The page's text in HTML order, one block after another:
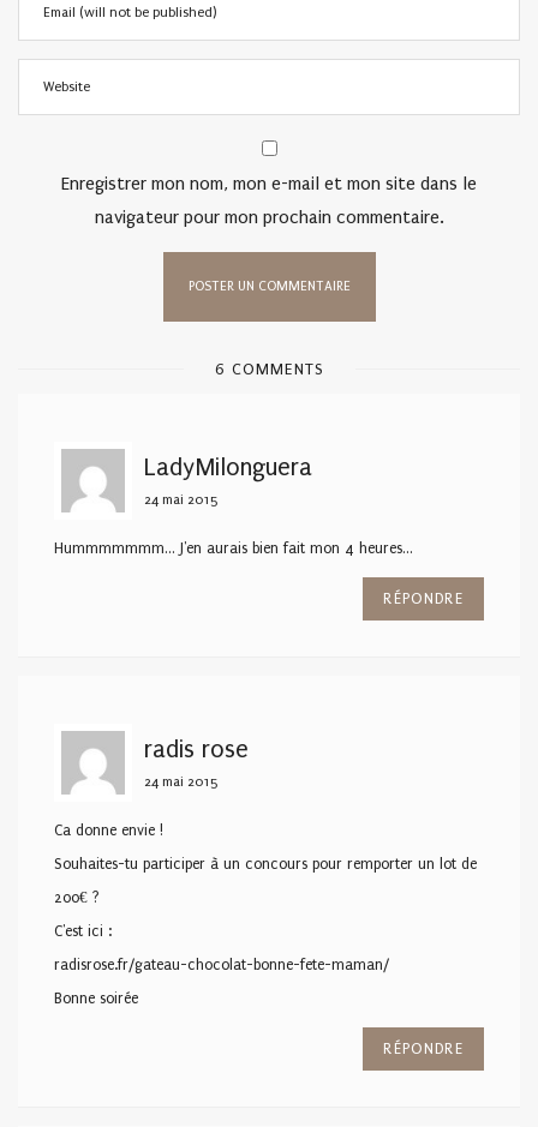
Enregistrer mon nom, mon e-mail et mon site dans le
navigateur pour mon prochain commentaire.
6 COMMENTS
LadyMilonguera
24 mai 2015
Hummmmmmm… J'en aurais bien fait mon 4 heures…
RÉPONDRE
radis rose
24 mai 2015
Ca donne envie !
Souhaites-tu participer à un concours pour remporter un lot de
200€ ?
C'est ici :
radisrose.fr/gateau-chocolat-bonne-fete-maman/
Bonne soirée
RÉPONDRE